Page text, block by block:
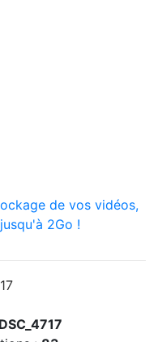
de vos vidéos,
2Go !
DSC_4717